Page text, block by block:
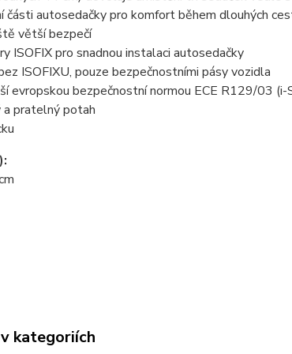
části autosedačky pro komfort během dlouhých
větší bezpečí
ISOFIX pro snadnou instalaci autosedačky
ISOFIXU, pouze bezpečnostními pásy vozidla
evropskou bezpečnostní normou ECE R129/03 (i-
a pratelný potah
kategoriích